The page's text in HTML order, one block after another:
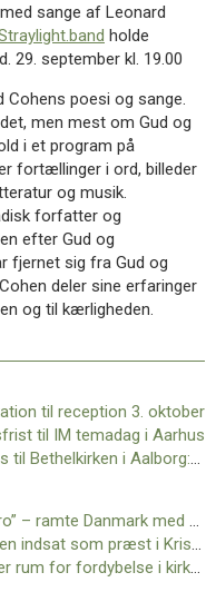
med sange af Leonard
holde
29. september kl. 19.00
Cohens poesi og sange.
men mest om Gud og
i et program på
fortællinger i ord, billeder
og musik.
forfatter og
efter Gud og
fjernet sig fra Gud og
deler sine erfaringer
og til kærligheden.
til reception 3. oktober
til IM temadag i Aarhus
Fra ”bikere” i Texas til Bethelkirken i Aalborg: Irene Bjerres liv er en lovsang til Gud
”Lad os tale om tro” – ramte Danmark med succes
Emil Bredahl Lavsen indsat som præst i Kristuskirken
”Når de unge søger rum for fordybelse i kirken, er svaret ikke lysshows og røgmaskiner”